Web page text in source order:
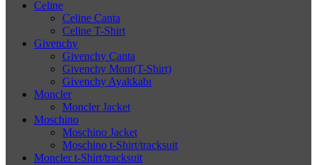
Celine
Celine Çanta
Celine T-Shirt
Givenchy
Givenchy Çanta
Givenchy Mont(T-Shirt)
Givenchy Ayakkabı
Moncler
Moncler Jacket
Moschino
Moschino Jacket
Moschino t-Shirt/tracksuit
Moncler t-Shirt/tracksuit